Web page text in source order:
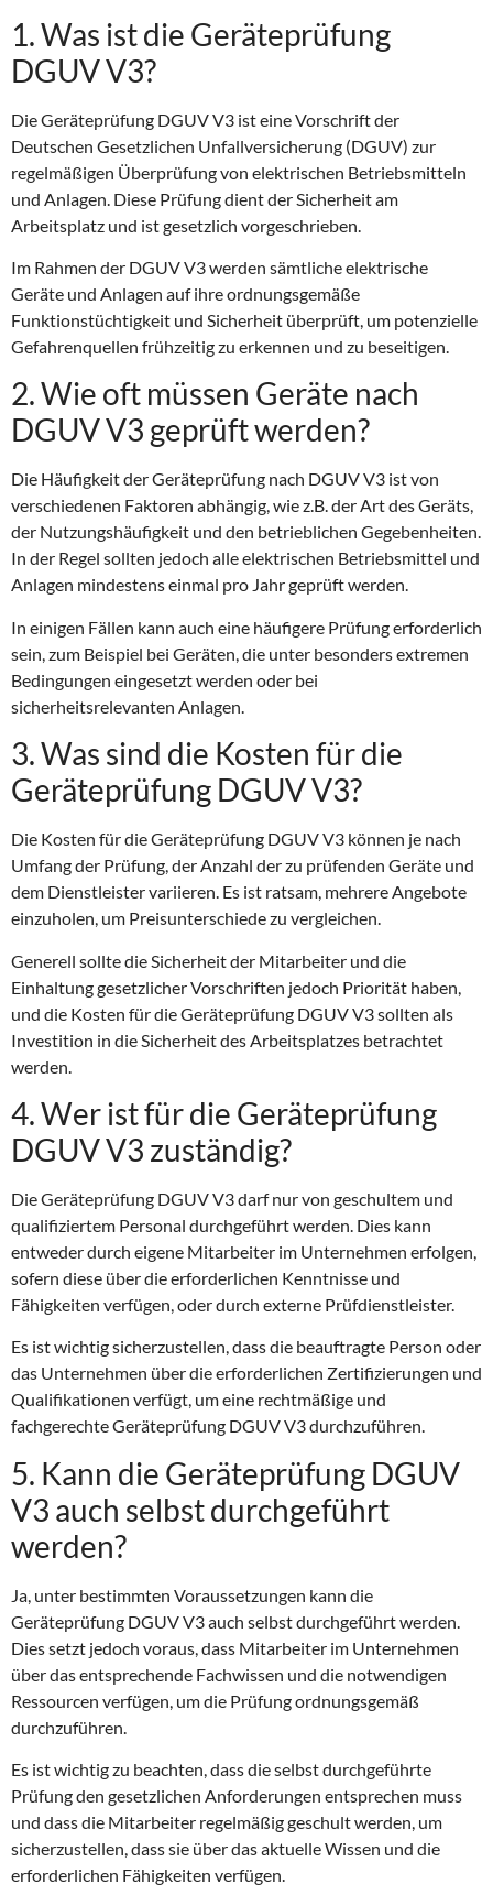
1. Was ist die Geräteprüfung
DGUV V3?
Die Geräteprüfung DGUV V3 ist eine Vorschrift der
Deutschen Gesetzlichen Unfallversicherung (DGUV) zur
regelmäßigen Überprüfung von elektrischen Betriebsmitteln
und Anlagen. Diese Prüfung dient der Sicherheit am
Arbeitsplatz und ist gesetzlich vorgeschrieben.
Im Rahmen der DGUV V3 werden sämtliche elektrische
Geräte und Anlagen auf ihre ordnungsgemäße
Funktionstüchtigkeit und Sicherheit überprüft, um potenzielle
Gefahrenquellen frühzeitig zu erkennen und zu beseitigen.
2. Wie oft müssen Geräte nach
DGUV V3 geprüft werden?
Die Häufigkeit der Geräteprüfung nach DGUV V3 ist von
verschiedenen Faktoren abhängig, wie z.B. der Art des Geräts,
der Nutzungshäufigkeit und den betrieblichen Gegebenheiten.
In der Regel sollten jedoch alle elektrischen Betriebsmittel und
Anlagen mindestens einmal pro Jahr geprüft werden.
In einigen Fällen kann auch eine häufigere Prüfung erforderlich
sein, zum Beispiel bei Geräten, die unter besonders extremen
Bedingungen eingesetzt werden oder bei
sicherheitsrelevanten Anlagen.
3. Was sind die Kosten für die
Geräteprüfung DGUV V3?
Die Kosten für die Geräteprüfung DGUV V3 können je nach
Umfang der Prüfung, der Anzahl der zu prüfenden Geräte und
dem Dienstleister variieren. Es ist ratsam, mehrere Angebote
einzuholen, um Preisunterschiede zu vergleichen.
Generell sollte die Sicherheit der Mitarbeiter und die
Einhaltung gesetzlicher Vorschriften jedoch Priorität haben,
und die Kosten für die Geräteprüfung DGUV V3 sollten als
Investition in die Sicherheit des Arbeitsplatzes betrachtet
werden.
4. Wer ist für die Geräteprüfung
DGUV V3 zuständig?
Die Geräteprüfung DGUV V3 darf nur von geschultem und
qualifiziertem Personal durchgeführt werden. Dies kann
entweder durch eigene Mitarbeiter im Unternehmen erfolgen,
sofern diese über die erforderlichen Kenntnisse und
Fähigkeiten verfügen, oder durch externe Prüfdienstleister.
Es ist wichtig sicherzustellen, dass die beauftragte Person oder
das Unternehmen über die erforderlichen Zertifizierungen und
Qualifikationen verfügt, um eine rechtmäßige und
fachgerechte Geräteprüfung DGUV V3 durchzuführen.
5. Kann die Geräteprüfung DGUV
V3 auch selbst durchgeführt
werden?
Ja, unter bestimmten Voraussetzungen kann die
Geräteprüfung DGUV V3 auch selbst durchgeführt werden.
Dies setzt jedoch voraus, dass Mitarbeiter im Unternehmen
über das entsprechende Fachwissen und die notwendigen
Ressourcen verfügen, um die Prüfung ordnungsgemäß
durchzuführen.
Es ist wichtig zu beachten, dass die selbst durchgeführte
Prüfung den gesetzlichen Anforderungen entsprechen muss
und dass die Mitarbeiter regelmäßig geschult werden, um
sicherzustellen, dass sie über das aktuelle Wissen und die
erforderlichen Fähigkeiten verfügen.